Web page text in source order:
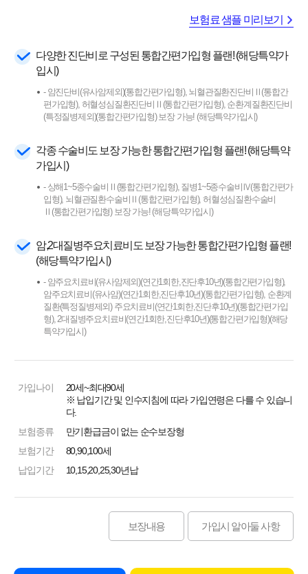
보험료 샘플 미리보기
다양한 진단비로 구성된 통합간편가입형 플랜! (해당특약가
입시)
- 암진단비(유사암제외)(통합간편가입형), 뇌혈관질환진단비Ⅱ(통합간
편가입형), 허혈성심질환진단비Ⅱ(통합간편가입형), 순환계질환진단비
(특정질병제외)(통합간편가입형) 보장 가능! (해당특약가입시)
각종 수술비도 보장 가능한 통합간편가입형 플랜! (해당특약
가입시)
- 상해1~5종수술비Ⅱ(통합간편가입형), 질병1~5종수술비Ⅳ(통합간편가
입형), 뇌혈관질환수술비Ⅱ(통합간편가입형), 허혈성심질환수술비
Ⅱ(통합간편가입형) 보장 가능! (해당특약가입시)
암,2대질병주요치료비도 보장 가능한 통합간편가입형 플랜!
(해당특약가입시)
- 암주요치료비(유사암제외)(연간1회한,진단후10년)(통합간편가입형),
암주요치료비(유사암)(연간1회한,진단후10년)(통합간편가입형), 순환계
질환(특정질병제외) 주요치료비(연간1회한,진단후10년)(통합간편가입
형), 2대질병주요치료비(연간1회한,진단후10년)(통합간편가입형)(해당
특약가입시)
가입나이
20세~최대90세
※ 납입기간 및 인수지침에 따라 가입연령은 다를 수 있습니
다.
보험종류
만기환급금이 없는 순수보장형
보험기간
80,90,100세
납입기간
10,15,20,25,30년납
보장내용 가입시 알아둘 사항